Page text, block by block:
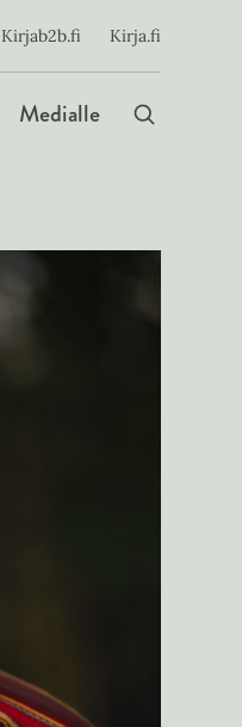
Kirjab2b.fi Kirja.fi
Medialle